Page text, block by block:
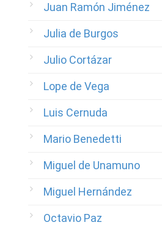
Juan Ramón Jiménez
Julia de Burgos
Julio Cortázar
Lope de Vega
Luis Cernuda
Mario Benedetti
Miguel de Unamuno
Miguel Hernández
Octavio Paz